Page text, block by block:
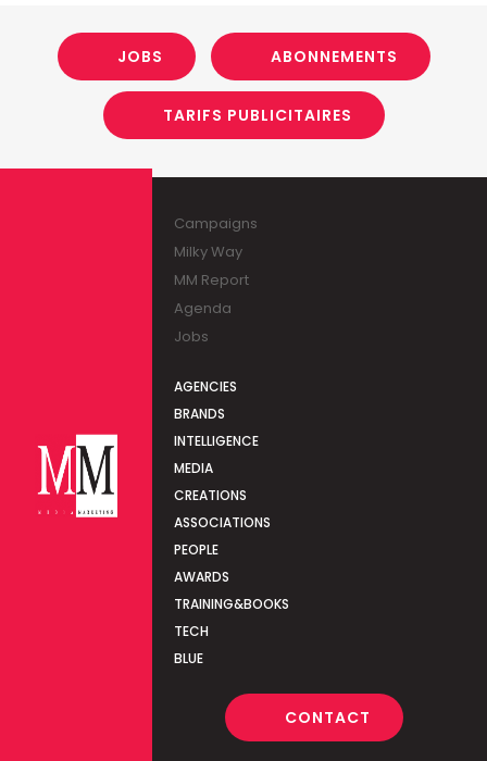
JOBS ABONNEMENTS
TARIFS PUBLICITAIRES
Campaigns
Milky Way
MM Report
Agenda
Jobs
AGENCIES
BRANDS
INTELLIGENCE
MEDIA
CREATIONS
ASSOCIATIONS
PEOPLE
AWARDS
TRAINING&BOOKS
TECH
BLUE
CONTACT